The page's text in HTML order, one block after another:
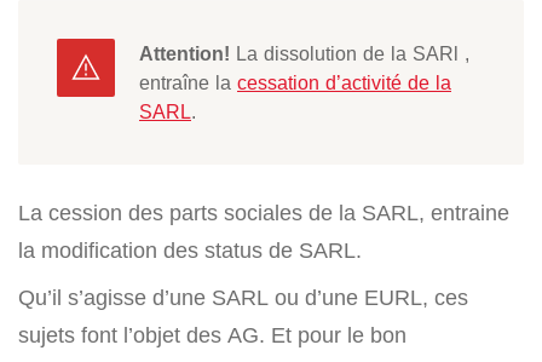
Attention! La dissolution de la SARl ,
entraîne la cessation d’activité de la
SARL.
La cession des parts sociales de la SARL, entraine
la modification des status de SARL.
Qu’il s’agisse d’une SARL ou d’une EURL, ces
sujets font l’objet des AG. Et pour le bon